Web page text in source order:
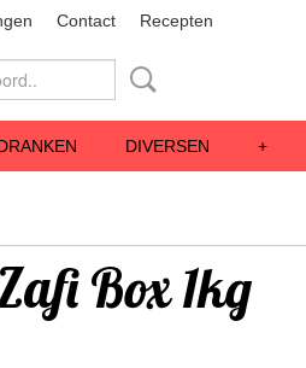
Contact Recepten
DIVERSEN +
Box 1kg